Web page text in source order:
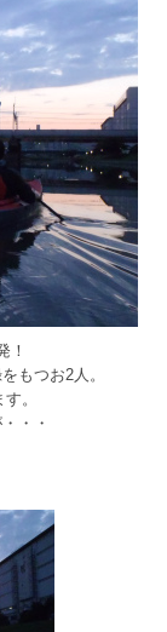
！
もつお2人。
。
・・